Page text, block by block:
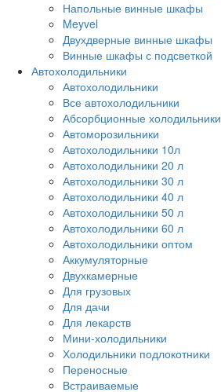
Напольные винные шкафы
Meyvel
Двухдверные винные шкафы
Винные шкафы с подсветкой
Автохолодильники
Автохолодильники
Все автохолодильники
Абсорбционные холодильники
Автоморозильники
Автохолодильники 10л
Автохолодильники 20 л
Автохолодильники 30 л
Автохолодильники 40 л
Автохолодильники 50 л
Автохолодильники 60 л
Автохолодильники оптом
Аккумуляторные
Двухкамерные
Для грузовых
Для дачи
Для лекарств
Мини-холодильники
Холодильники подлокотники
Переносные
Встраиваемые